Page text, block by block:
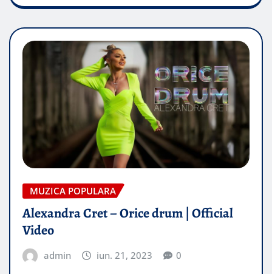
MUZICA POPULARA
Alexandra Cret – Orice drum | Official
Video
admin iun. 21, 2023 0